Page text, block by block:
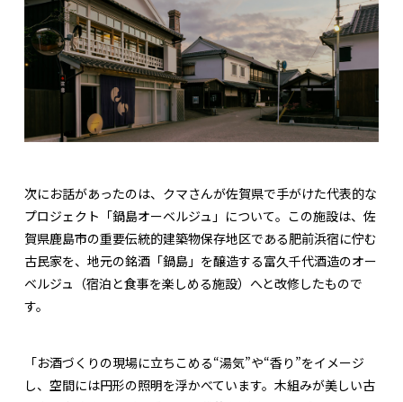
次にお話があったのは、クマさんが佐賀県で手がけた代表的な
プロジェクト「鍋島オーベルジュ」について。この施設は、佐
賀県鹿島市の重要伝統的建築物保存地区である肥前浜宿に佇む
古民家を、地元の銘酒「鍋島」を醸造する富久千代酒造のオー
ベルジュ（宿泊と食事を楽しめる施設）へと改修したもので
す。
「お酒づくりの現場に立ちこめる“湯気”や“香り”をイメージ
し、空間には円形の照明を浮かべています。木組みが美しい古